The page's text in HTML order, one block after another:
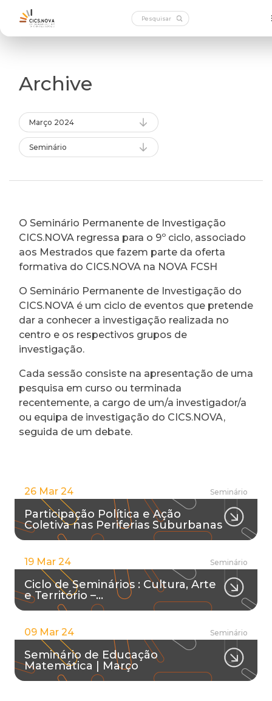
Archive
Março 2024
Seminário
O Seminário Permanente de Investigação
CICS.NOVA regressa para o 9º ciclo, associado
aos Mestrados que fazem parte da oferta
formativa do CICS.NOVA na NOVA FCSH
O Seminário Permanente de Investigação do
CICS.NOVA é um ciclo de eventos que pretende
dar a conhecer a investigação realizada no
centro e os respectivos grupos de
investigação.
Cada sessão consiste na apresentação de uma
pesquisa em curso ou terminada
recentemente, a cargo de um/a investigador/a
ou equipa de investigação do CICS.NOVA,
seguida de um debate.
26 Mar 24 Seminário
Participação Política e Ação
Coletiva nas Periferias Suburbanas
19 Mar 24 Seminário
Ciclo de Seminários : Cultura, Arte
e Território –…
09 Mar 24 Seminário
Seminário de Educação
Matemática | Março